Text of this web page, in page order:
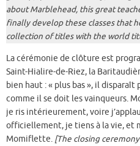
about Marblehead, this great
finally develop these classes that
collection of titles with the world
La cérémonie de clôture est
Saint-Hialire-de-Riez, la
bien haut : « plus bas », il
comme il se doit les vainqueurs.
je ris intérieurement, voire
officiellement, je tiens à la vie, et
Momiflette. [The closing